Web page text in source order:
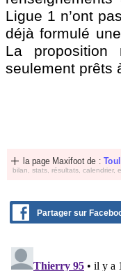
Ligue 1 n’ont
déjà formulé
La proposition
seulement prêts
la page Maxifoot de :
bilan, stats, résultats, calendrier,
Partager sur